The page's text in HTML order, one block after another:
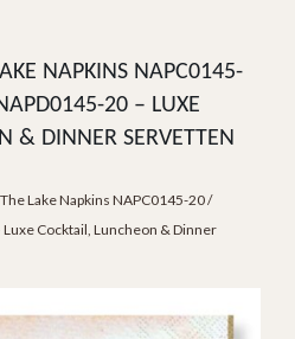
NAPKINS NAPC0145-
20 – LUXE
& DINNER SERVETTEN
Lake Napkins NAPC0145-20 /
Cocktail, Luncheon & Dinner